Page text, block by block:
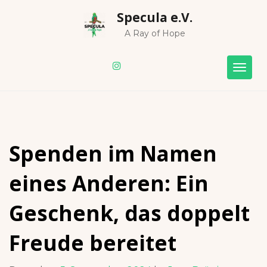
Specula e.V.
A Ray of Hope
Spenden im Namen
eines Anderen: Ein
Geschenk, das doppelt
Freude bereitet